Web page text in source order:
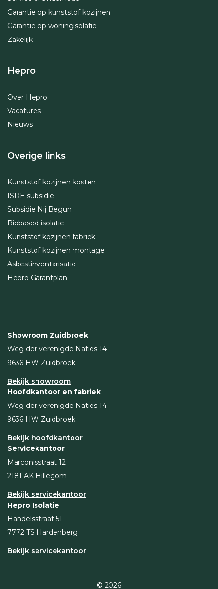
Garantie op kunststof kozijnen
Garantie op woningisolatie
Zakelijk
Hepro
Over Hepro
Vacatures
Nieuws
Overige links
Kunststof kozijnen kosten
ISDE subsidie
Subsidie Nij Begun
Biobased isolatie
Kunststof kozijnen fabriek
Kunststof kozijnen montage
Asbestinventarisatie
Hepro Garantplan
Showroom Zuidbroek
Weg der verenigde Naties 14
9636 HW Zuidbroek
Bekijk showroom
Hoofdkantoor en fabriek
Weg der verenigde Naties 14
9636 HW Zuidbroek
Bekijk hoofdkantoor
Servicekantoor
Marconisstraat 12
2181 AK Hillegom
Bekijk servicekantoor
Hepro Isolatie
Handelsstraat 51
7772 TS Hardenberg
Bekijk servicekantoor
© 2026